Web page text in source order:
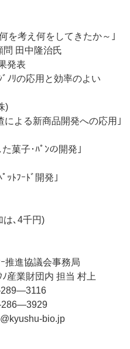
を考え何をしてきたか～｣
田中隆治氏
発表
ﾘの応用と効率のよい
)
よる新商品開発への応用｣
菓子･ﾊﾟﾝの開発｣
ﾄﾌｰﾄﾞ開発｣
､4千円)
推進協議会事務局
内 担当 村上
bio.jp